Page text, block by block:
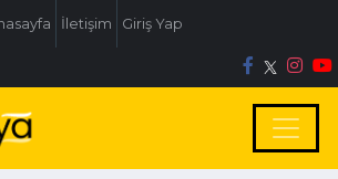
İletişim Giriş Yap